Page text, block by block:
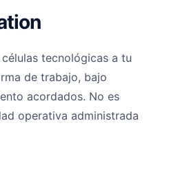
tecnológicas a tu
de trabajo, bajo
acordados. No es
operativa administrada